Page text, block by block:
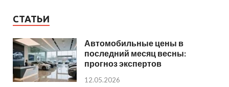
СТАТЬИ
Автомобильные цены в
последний месяц весны:
прогноз экспертов
12.05.2026